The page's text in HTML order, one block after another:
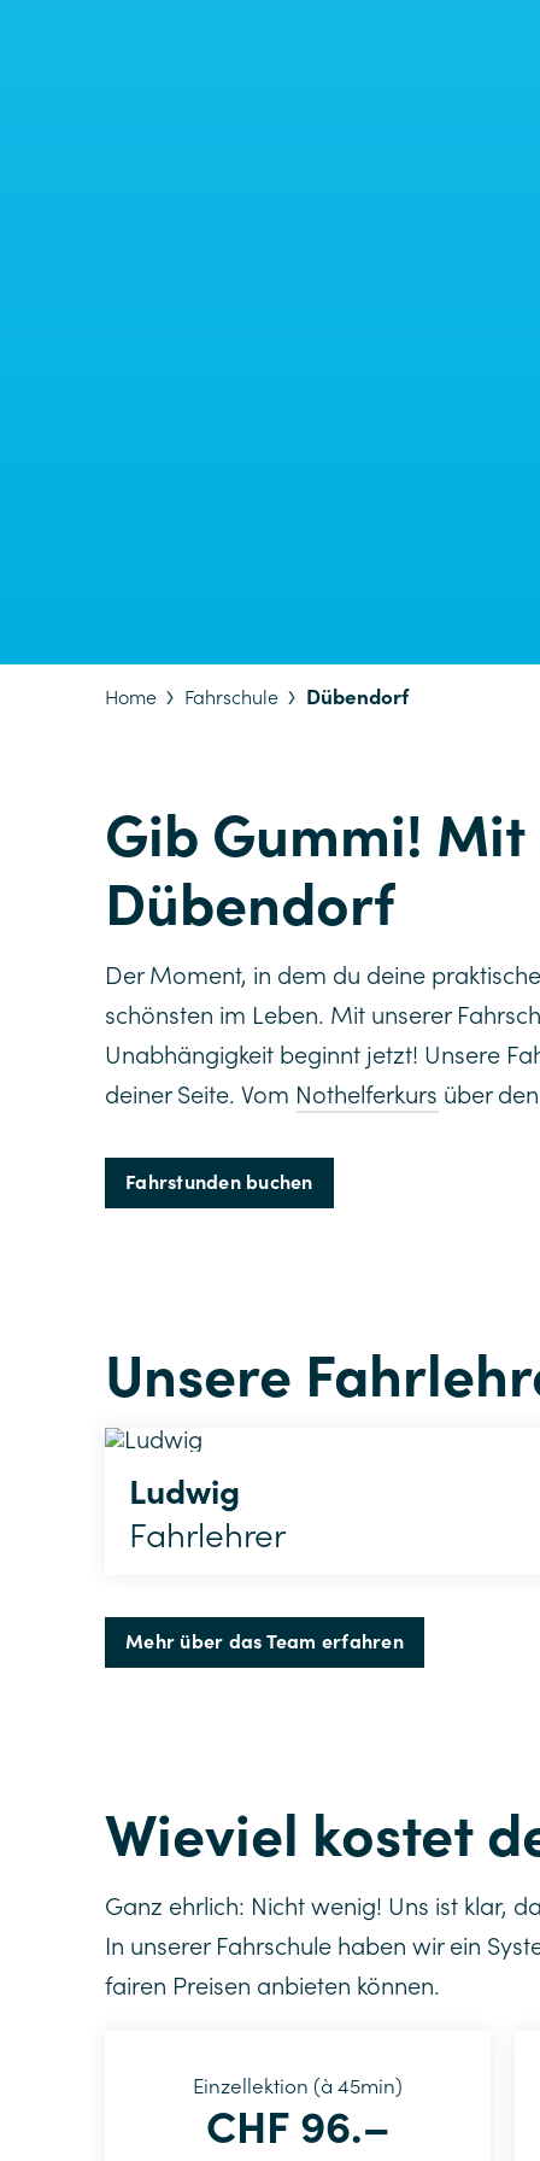
Home Fahrschule Dübendorf
Gib Gummi!
Dübendorf
Der Moment, in dem du deine
schönsten im Leben. Mit unserer
Unabhängigkeit beginnt jetzt! Unsere
deiner Seite. Vom Nothelferkurs über den
Fahrstunden buchen
Unsere
Ludwig
Fahrlehrer
Mehr über das Team erfahren
Wieviel kostet
Ganz ehrlich: Nicht wenig! Uns ist klar,
In unserer Fahrschule haben wir ein
fairen Preisen anbieten können.
Einzellektion (à 45min)
CHF 96.–